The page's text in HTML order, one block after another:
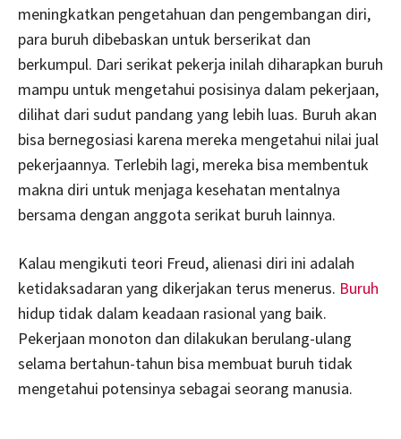
meningkatkan pengetahuan dan pengembangan diri,
para buruh dibebaskan untuk berserikat dan
berkumpul. Dari serikat pekerja inilah diharapkan buruh
mampu untuk mengetahui posisinya dalam pekerjaan,
dilihat dari sudut pandang yang lebih luas. Buruh akan
bisa bernegosiasi karena mereka mengetahui nilai jual
pekerjaannya. Terlebih lagi, mereka bisa membentuk
makna diri untuk menjaga kesehatan mentalnya
bersama dengan anggota serikat buruh lainnya.
Kalau mengikuti teori Freud, alienasi diri ini adalah
ketidaksadaran yang dikerjakan terus menerus. Buruh
hidup tidak dalam keadaan rasional yang baik.
Pekerjaan monoton dan dilakukan berulang-ulang
selama bertahun-tahun bisa membuat buruh tidak
mengetahui potensinya sebagai seorang manusia.